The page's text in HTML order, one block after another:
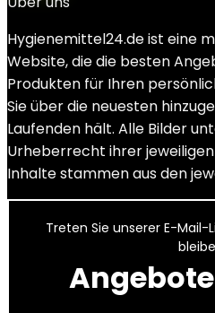
Hygienemittel24.de ist eine
Website, die die besten
Produkten für Ihren
Sie über die neuesten
Laufenden hält. Alle Bilder
Urheberrecht ihrer
Inhalte stammen aus den
Treten Sie unserer E-Mail-